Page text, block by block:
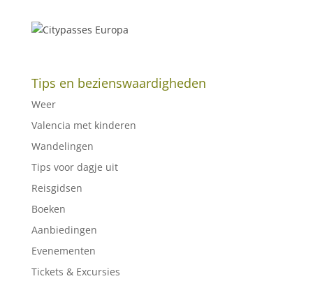
Tips en bezienswaardigheden
Weer
Valencia met kinderen
Wandelingen
Tips voor dagje uit
Reisgidsen
Boeken
Aanbiedingen
Evenementen
Tickets & Excursies